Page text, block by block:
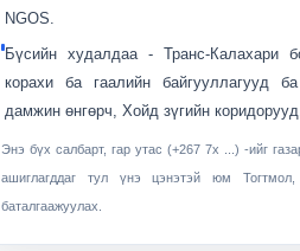
NGOS.
Бүсийн худалдаа- Транс-Калахари
корахи ба гаалийн байгууллагууд
дамжин өнгөрч, Хойд зүгийн
Энэ бүх салбарт, гар утас (+267 7x ...) -ийг
ашиглагддаг тул үнэ цэнэтэй юм
баталгаажуулах.